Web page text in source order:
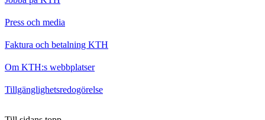
Press och media
Faktura och betalning KTH
Om KTH:s webbplatser
Tillgänglighetsredogörelse